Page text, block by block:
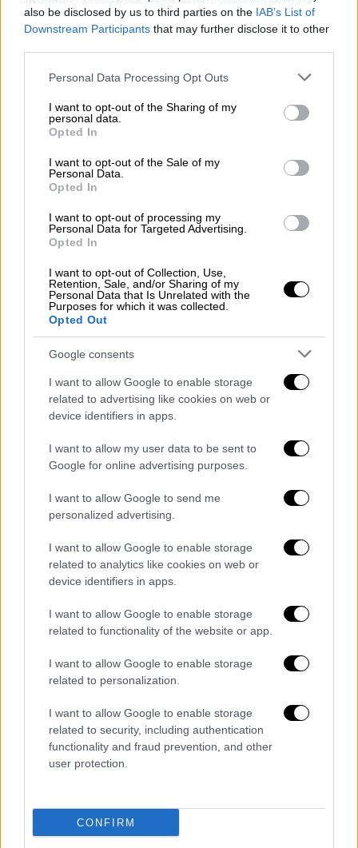
also be disclosed by us to third parties on the IAB’s List of
Downstream Participants that may further disclose it to other
Please note that this website/app uses one or more Google
not limited to your visit or usage behaviour. You may click to
grant or deny consent to Google and its third-party tags to
use your data for below specified purposes in below Google
consent section.
Personal Data Processing Opt Outs
I want to opt-out of the Sharing of my
personal data.
Opted In
I want to opt-out of the Sale of my
Personal Data.
Opted In
I want to opt-out of processing my
Personal Data for Targeted Advertising.
Opted In
I want to opt-out of Collection, Use,
Retention, Sale, and/or Sharing of my
Personal Data that Is Unrelated with the
Purposes for which it was collected.
Opted Out
Google consents
I want to allow Google to enable storage
related to advertising like cookies on web or
device identifiers in apps.
I want to allow my user data to be sent to
Google for online advertising purposes.
I want to allow Google to send me
personalized advertising.
I want to allow Google to enable storage
related to analytics like cookies on web or
device identifiers in apps.
I want to allow Google to enable storage
related to functionality of the website or app.
I want to allow Google to enable storage
related to personalization.
I want to allow Google to enable storage
related to security, including authentication
functionality and fraud prevention, and other
user protection.
CONFIRM
29.01.2026 11:23
το μεγάλο μυστικό - Δύο σπίτια στο
φετινό παιχνίδι
Σε σοκ οι τηλεθεατές
28.01.2026 11:27
Ολοκληρώθηκε η διαδικασία επιλογής
για το επετειακό MasterChef - Εκτός
διαγωνισμού ο Αντώνης
14 παίκτες βρέθηκαν στο σπίτι του ριάλιτι
Τηλεόραση|27.01.2026 11:29